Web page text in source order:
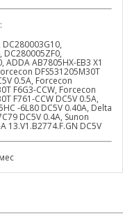
DC280005ZF0,
ADDA AB7805HX-EB3 X1
DFS531205M30T
0.5A, Forcecon
F6G3-CCW, Forcecon
F761-CCW DC5V 0.5A,
-6L80 DC5V 0.40A, Delta
DC5V 0.4A, Sunon
13.V1.B2774.F.GN DC5V